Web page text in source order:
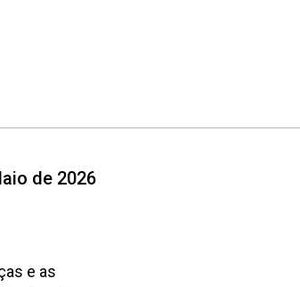
de 2026
e as